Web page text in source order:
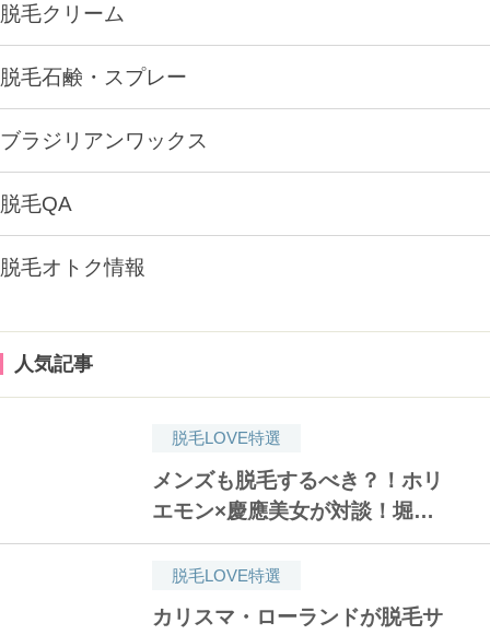
脱毛クリーム
脱毛石鹸・スプレー
ブラジリアンワックス
脱毛QA
脱毛オトク情報
人気記事
脱毛LOVE特選
メンズも脱毛するべき？！ホリ
エモン×慶應美女が対談！堀江
貴文氏が脱毛した理由は〇〇だ
った！
脱毛LOVE特選
カリスマ・ローランドが脱毛サ